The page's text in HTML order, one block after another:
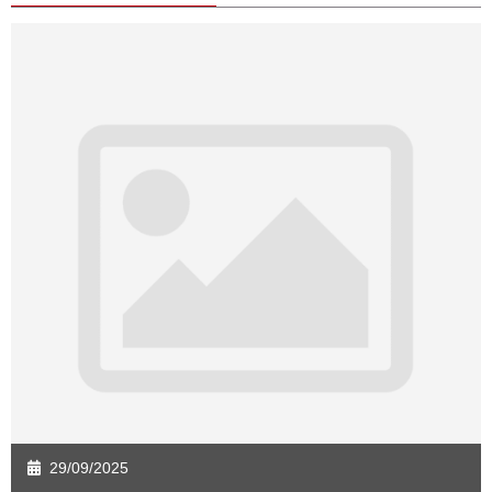
Sàn giao dịch Quảng Bình
Sàn giao dịch Quảng Nam
29/09/2025